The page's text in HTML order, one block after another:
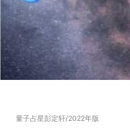
量子占星彭定轩/2022年版